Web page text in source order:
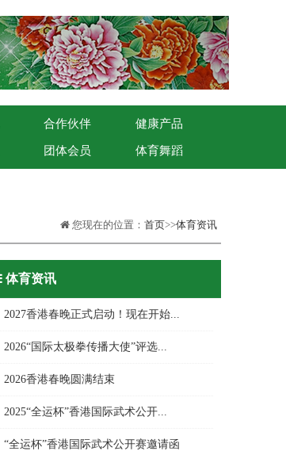
合作伙伴 健康产品
团体会员 体育舞蹈
您现在的位置： 首页>>体育资讯
体育资讯
2027香港春晚正式启动！现在开始...
2026“国际太极拳传播大使”评选...
2026香港春晚圆满结束
2025“全运杯”香港国际武术公开...
“全运杯”香港国际武术公开赛邀请函